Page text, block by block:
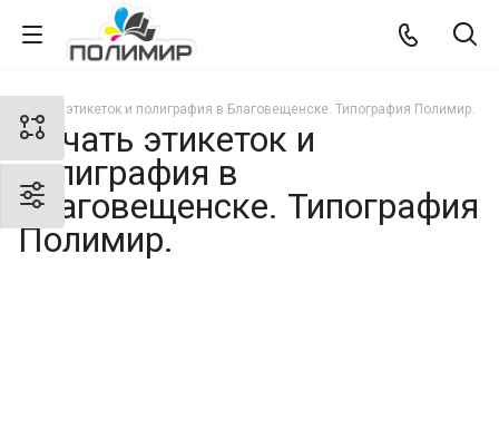
Печать этикеток и полиграфия в Благовещенске. Типография Полимир.
Печать этикеток и
полиграфия в
Благовещенске. Типография
Полимир.